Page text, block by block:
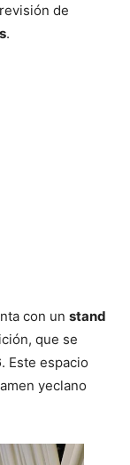
de
.
con un stand
que se
. Este espacio
yeclano